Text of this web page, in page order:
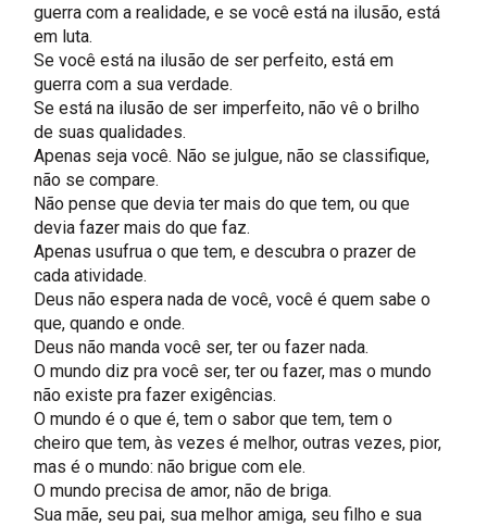
guerra com a realidade, e se você está na ilusão, está
em luta.
Se você está na ilusão de ser perfeito, está em
guerra com a sua verdade.
Se está na ilusão de ser imperfeito, não vê o brilho
de suas qualidades.
Apenas seja você. Não se julgue, não se classifique,
não se compare.
Não pense que devia ter mais do que tem, ou que
devia fazer mais do que faz.
Apenas usufrua o que tem, e descubra o prazer de
cada atividade.
Deus não espera nada de você, você é quem sabe o
que, quando e onde.
Deus não manda você ser, ter ou fazer nada.
O mundo diz pra você ser, ter ou fazer, mas o mundo
não existe pra fazer exigências.
O mundo é o que é, tem o sabor que tem, tem o
cheiro que tem, às vezes é melhor, outras vezes, pior,
mas é o mundo: não brigue com ele.
O mundo precisa de amor, não de briga.
Sua mãe, seu pai, sua melhor amiga, seu filho e sua